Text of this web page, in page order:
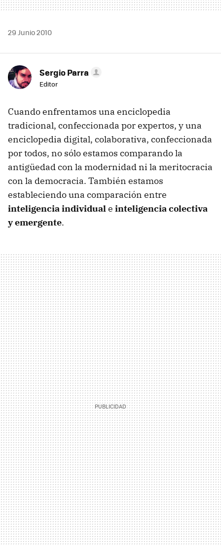
29 Junio 2010
Sergio Parra
Editor
Cuando enfrentamos una enciclopedia
tradicional, confeccionada por expertos, y una
enciclopedia digital, colaborativa, confeccionada
por todos, no sólo estamos comparando la
antigüedad con la modernidad ni la meritocracia
con la democracia. También estamos
estableciendo una comparación entre
inteligencia individuale inteligencia colectiva
y emergente.